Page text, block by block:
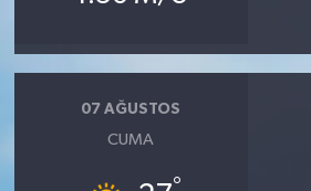
07 AĞUSTOS
CUMA
°
Yemek